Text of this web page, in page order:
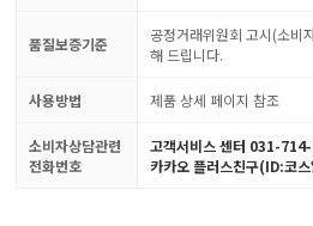
품질보증기준
공정거래위원회 고시(소비
해 드립니다.
사용방법 제품 상세 페이지 참조
소비자상담관련
전화번호
고객서비스 센터 031-
카카오 플러스친구(ID:코